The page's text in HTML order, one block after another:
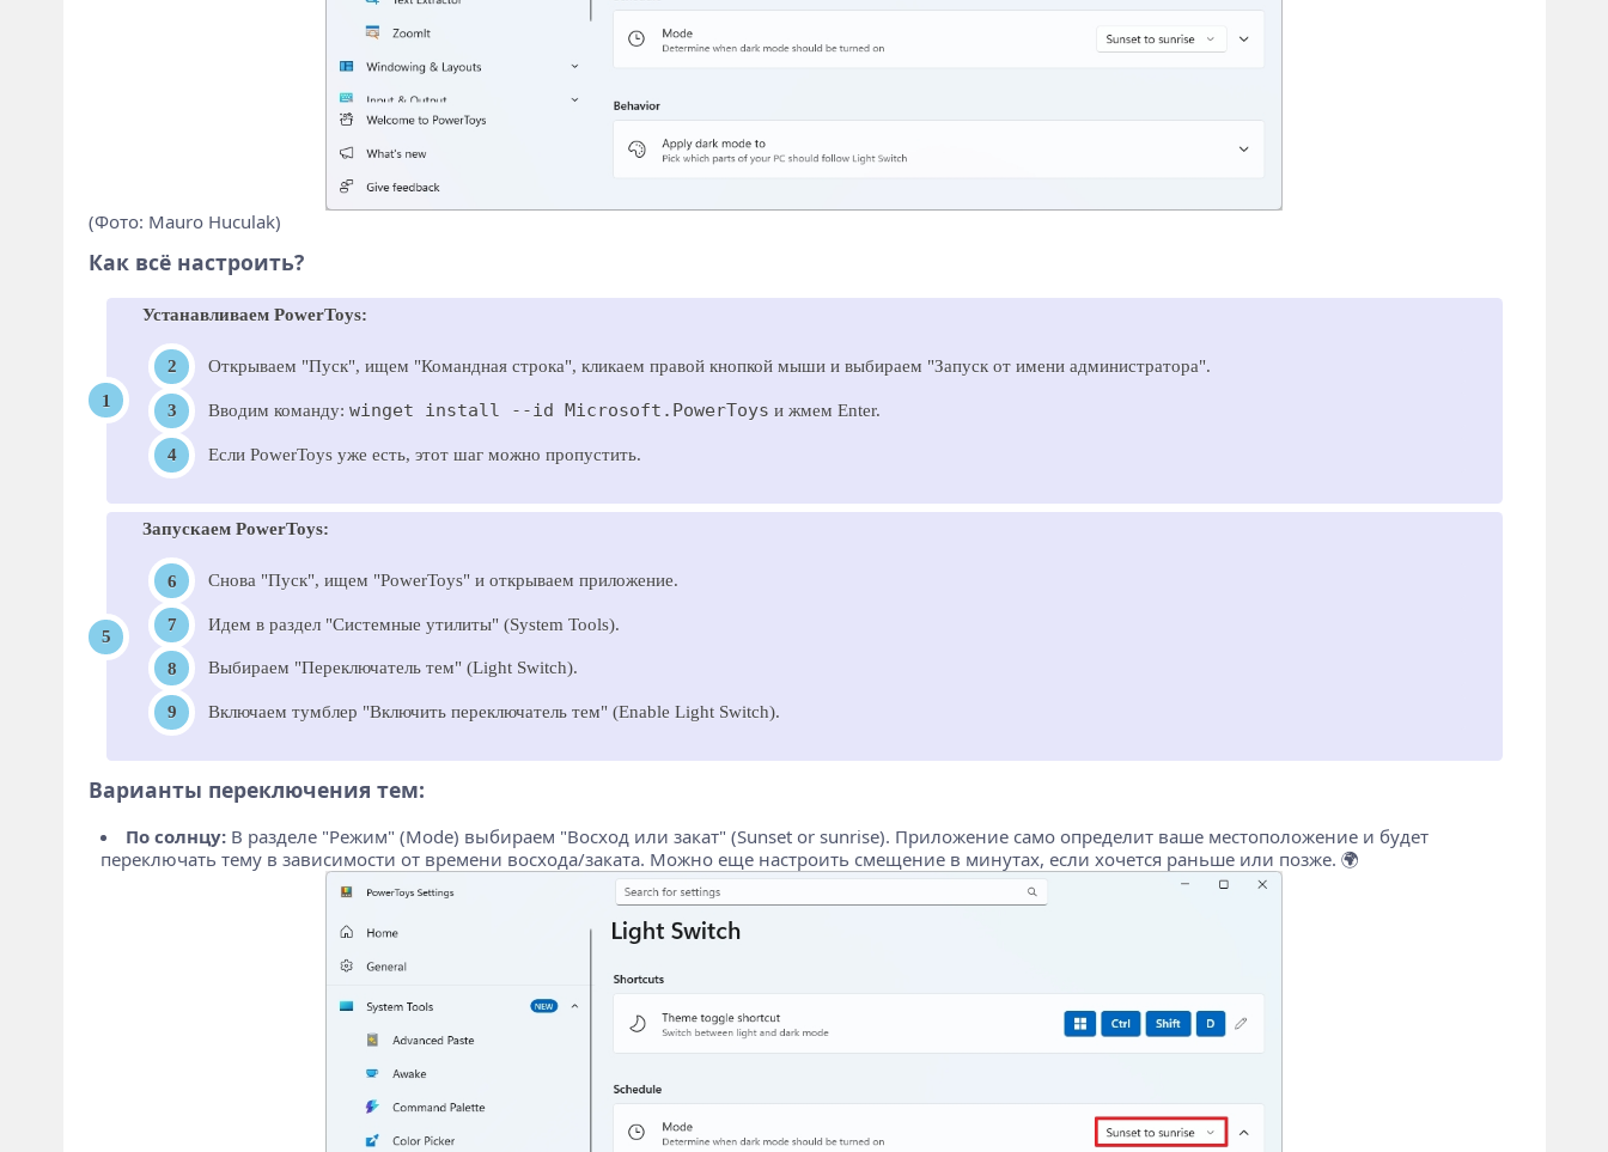
(Фото: Mauro Huculak)
Как всё настроить?
Устанавливаем PowerToys:
Открываем "Пуск", ищем "Командная строка", кликаем правой кнопкой мыши и выбираем "Запуск от имени администратора".
Вводим команду: winget install --id Microsoft.PowerToys и жмем Enter.
Если PowerToys уже есть, этот шаг можно пропустить.
Запускаем PowerToys:
Снова "Пуск", ищем "PowerToys" и открываем приложение.
Идем в раздел "Системные утилиты" (System Tools).
Выбираем "Переключатель тем" (Light Switch).
Включаем тумблер "Включить переключатель тем" (Enable Light Switch).
Варианты переключения тем:
По солнцу:В разделе "Режим" (Mode) выбираем "Восход или закат" (Sunset or sunrise). Приложение само определит ваше местоположение и будет
переключать тему в зависимости от времени восхода/заката. Можно еще настроить смещение в минутах, если хочется раньше или позже. 🌍